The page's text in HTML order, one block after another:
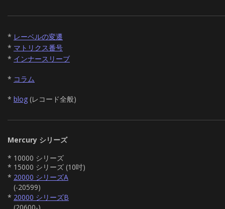
* レーベルの変遷
* マトリクス番号
* インナースリーブ
* コラム
* blog (レコード全般)
Mercury シリーズ
* 10000 シリーズ
* 15000 シリーズ (10吋)
* 20000 シリーズA
(-20599)
* 20000 シリーズB
(20600-)